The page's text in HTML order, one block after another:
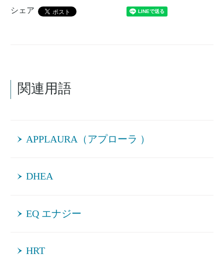
シェア
関連用語
APPLAURA（アプローラ ）
DHEA
EQ エナジー
HRT